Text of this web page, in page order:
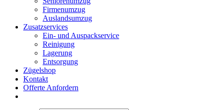
Firmenumzug
Auslandsumzug
Zusatzservices
Ein- und Auspackservice
Reinigung
Lagerung
Entsorgung
Zügelshop
Kontakt
Offerte Anfordern